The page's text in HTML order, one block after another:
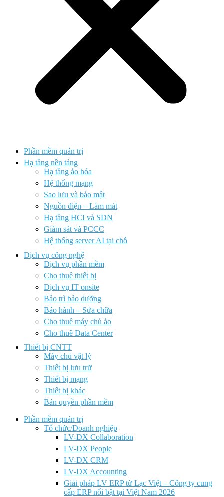
Phần mềm quản trị
Hạ tầng nền tảng
Hạ tầng ảo hóa
Hệ thống mạng
Sao lưu và bảo mật
Nguồn điện – Làm mát
Hạ tầng HCI và SDN
Giám sát và PCCC
Hệ thống server AI tại chỗ
Dịch vụ công nghệ
Dịch vụ phần mềm
Cho thuê thiết bị
Dịch vụ IT onsite
Bảo trì bảo dưỡng
Bảo hành – Sửa chữa
Cho thuê máy chủ ảo
Cho thuê Data Center
Thiết bị CNTT
Máy chủ vật lý
Thiết bị lưu trữ
Thiết bị mạng
Thiết bị khác
Bản quyền phần mềm
Phần mềm quản trị
Tổ chức/Doanh nghiệp
LV-DX Collaboration
LV-DX People
LV-DX CRM
LV-DX Accounting
Giải pháp LV ERP từ Lạc Việt – Công ty cung
cấp ERP nổi bật tại Việt Nam 2026